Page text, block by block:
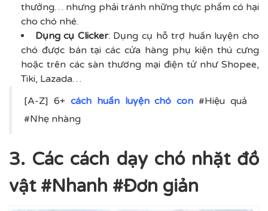
thưởng… nhưng phải tránh những thực phẩm có hại
cho chó nhé.
Dụng cụ Clicker: Dụng cụ hỗ trợ huấn luyện cho
chó được bán tại các cửa hàng phụ kiện thú cưng
hoặc trên các sàn thương mại điện tử như Shopee,
Tiki, Lazada…
[A-Z] 6+ cách huấn luyện chó con #Hiệu quả
#Nhẹ nhàng
3. Các cách dạy chó nhặt đồ
vật #Nhanh #Đơn giản